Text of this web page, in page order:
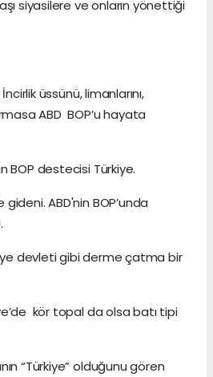
siyasilere ve onların yönettiği
üssünü, limanlarını,
ABD BOP’u hayata
BOP destecisi Türkiye.
ABD'nin BOP’unda
devleti gibi derme çatma bir
kör topal da olsa batı tipi
“Türkiye” olduğunu gören